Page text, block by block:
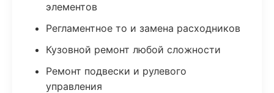
элементов
Регламентное то и замена расходников
Кузовной ремонт любой сложности
Ремонт подвески и рулевого
управления